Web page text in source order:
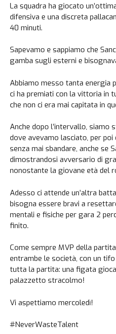
La squadra ha giocato
difensiva e una discreta
40 minuti.
Sapevamo e sappiamo che
gamba sugli esterni e
Abbiamo messo tanta energia
ci ha premiati con la vittoria in
che non ci era mai capitata in
Anche dopo l’intervallo, siamo
dove avevamo lasciato, per
senza mai sbandare, anche se
dimostrandosi avversario di
nonostante la giovane età del
Adesso ci attende un’altra
bisogna essere bravi a
mentali e fisiche per gara 2
finito.
Come sempre MVP della
entrambe le società, con un
tutta la partita: una figata
palazzetto stracolmo!
Vi aspettiamo mercoledì!
#NeverWasteTalent